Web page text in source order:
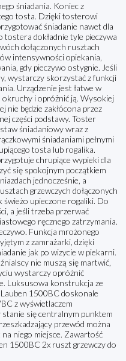
śniadania. Koniec z
tosta. Dzięki tosterowi
śniadanie nawet dla
tostera dokładnie tyle pieczywa
dołączonych rusztach
intensywności opiekania,
gdy pieczywo ostygnie. Jeśli
wystarczy skorzystać z funkcji
Urządzenie jest łatwe w
i opróżnić ją. Wysokiej
nie będzie zakłócona przez
części podstawy. Toster
śniadaniowy wraz z
śniadaniami pełnymi
tosta lub rogalika.
chrupiące wypieki dla
się spokojnym początkiem
jednocześnie, a
grzewczych dołączonych
świeżo upieczone rogaliki. Do
a jeśli trzeba przerwać
ręcznego zatrzymania.
Funkcja mrożonego
z zamrażarki, dzięki
jak po wizycie w piekarni.
nie muszą się martwić,
wystarczy opróżnić
Luksusowa konstrukcja ze
1500BC doskonale
z wyświetlaczem
się centralnym punktem
przewód można
niego miejsce. Zawartość
1500BC 2x ruszt grzewczy do